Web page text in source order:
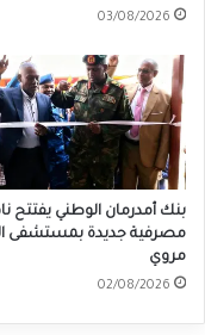
03/08/2026
بنك أمدرمان الوطني يفتتح
مصرفية جديدة بمستشفى
مروي
02/08/2026